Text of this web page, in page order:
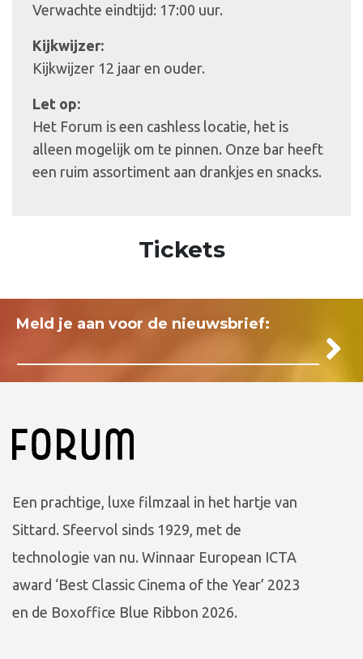
Verwachte eindtijd: 17:00 uur.
Kijkwijzer:
Kijkwijzer 12 jaar en ouder.
Let op:
Het Forum is een cashless locatie, het is
alleen mogelijk om te pinnen. Onze bar heeft
een ruim assortiment aan drankjes en snacks.
Tickets
Meld je aan voor de nieuwsbrief:
Een prachtige, luxe filmzaal in het hartje van
Sittard. Sfeervol sinds 1929, met de
technologie van nu. Winnaar European ICTA
award ‘Best Classic Cinema of the Year’ 2023
en de Boxoffice Blue Ribbon 2026.